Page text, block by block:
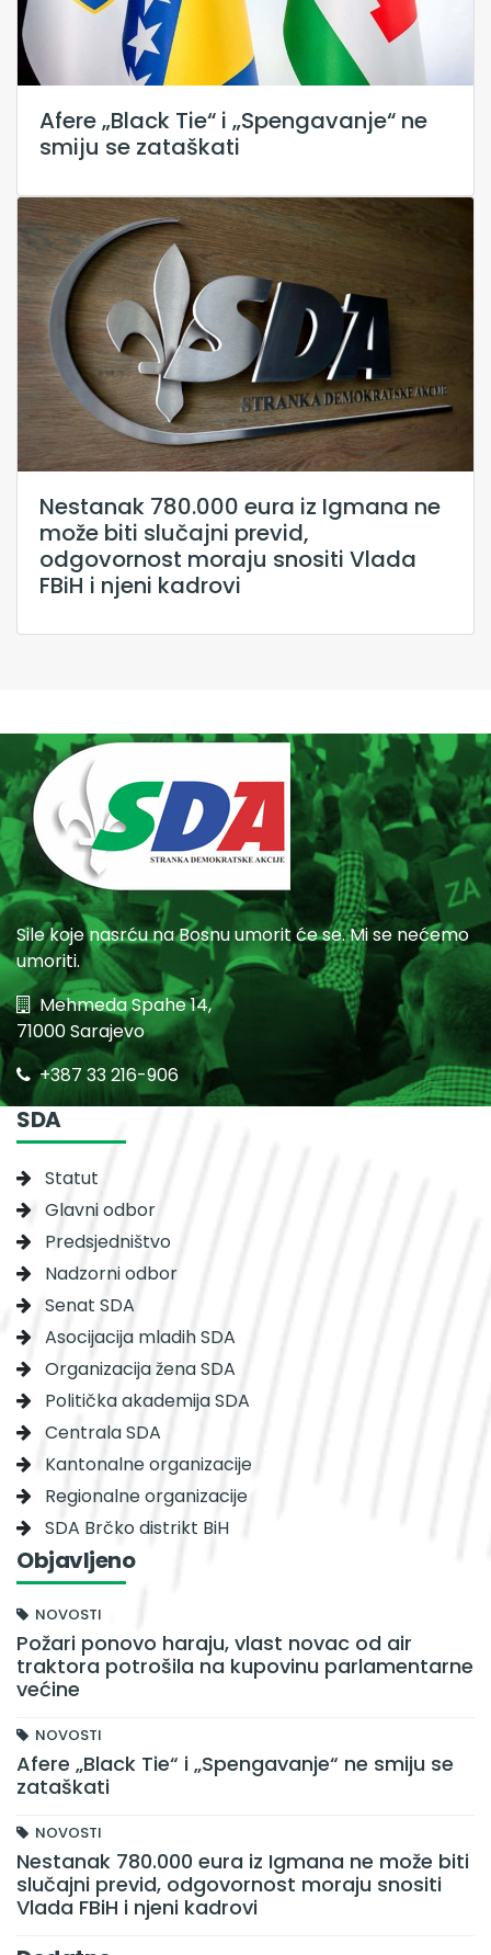
Afere „Black Tie“ i „Spengavanje“ ne
smiju se zataškati
Nestanak 780.000 eura iz Igmana ne
može biti slučajni previd,
odgovornost moraju snositi Vlada
FBiH i njeni kadrovi
Sile koje nasrću na Bosnu umorit će se. Mi se nećemo
umoriti.
Mehmeda Spahe 14,
71000 Sarajevo
+387 33 216-906
SDA
Statut
Glavni odbor
Predsjedništvo
Nadzorni odbor
Senat SDA
Asocijacija mladih SDA
Organizacija žena SDA
Politička akademija SDA
Centrala SDA
Kantonalne organizacije
Regionalne organizacije
SDA Brčko distrikt BiH
Objavljeno
NOVOSTI
Požari ponovo haraju, vlast novac od air
traktora potrošila na kupovinu parlamentarne
većine
NOVOSTI
Afere „Black Tie“ i „Spengavanje“ ne smiju se
zataškati
NOVOSTI
Nestanak 780.000 eura iz Igmana ne može biti
slučajni previd, odgovornost moraju snositi
Vlada FBiH i njeni kadrovi